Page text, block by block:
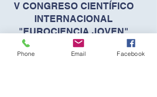
V CONGRESO CIENTÍFICO
INTERNACIONAL
"EUROCIENCIA JOVEN"
2022/2023
Phone Email Facebook